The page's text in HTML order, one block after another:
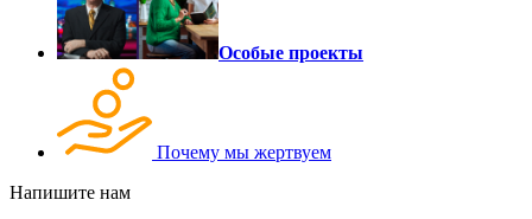
Особые проекты
Почему мы жертвуем
Напишите нам